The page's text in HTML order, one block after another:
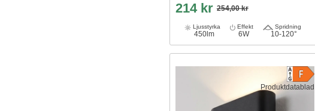
214 kr254,00 kr
Ljusstyrka
450lm
Effekt
6W
Spridning
10-120°
Produktdatablad